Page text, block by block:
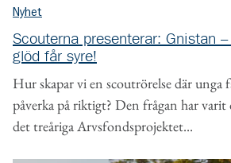
Nyhet
Scouterna presenterar: Gnistan
glöd får syre!
Hur skapar vi en scoutrörelse där unga
påverka på riktigt? Den frågan har
det treåriga Arvsfondsprojektet...